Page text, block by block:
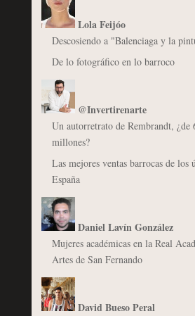
Lola Feijóo
Descosiendo a "Balenciaga y la
De lo fotográfico en lo barroco
@Invertirenarte
Un autorretrato de Rembrandt, ¿de
millones?
Las mejores ventas barrocas de los
España
Daniel Lavín González
Mujeres académicas en la Real
Artes de San Fernando
David Bueso Peral